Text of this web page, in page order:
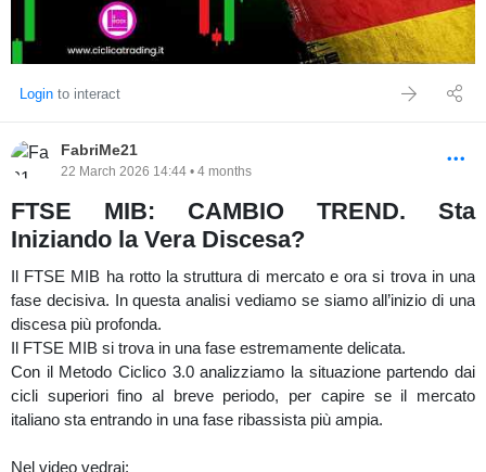
24.473 → primo segnale di debolezza
24.332 → livello decisivo (breaker)
sopra → continuazione
sotto → partenza ciclo inverso
⚠️ Contesto di mercato
al petrolio e passaggio dello
Stretto di Hormuz
Questo significa:
movimenti meno “puliti” dal punto di vista ciclico
maggiore necessità di adattamento
Scenario
🟢 Continuazione
Login to interact
FabriMe21
22 March 2026 14:44 • 4 months
FTSE MIB: CAMBIO TREND. Sta
Iniziando la Vera Discesa?
Il FTSE MIB ha rotto la struttura di mercato e ora si trova in una
fase decisiva. In questa analisi vediamo se siamo all’inizio di una
discesa più profonda.
Il FTSE MIB si trova in una fase estremamente delicata.
Con il Metodo Ciclico 3.0 analizziamo la situazione partendo dai
cicli superiori fino al breve periodo, per capire se il mercato
italiano sta entrando in una fase ribassista più ampia.
Nel video vedrai: